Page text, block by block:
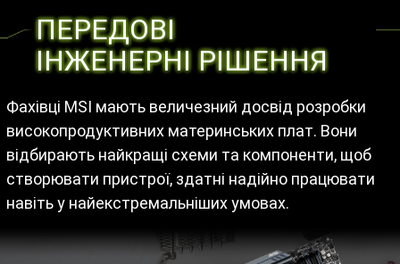
ПЕРЕДОВІ
ІНЖЕНЕРНІ РІШЕННЯ
Фахівці MSI мають величезний досвід розробки
високопродуктивних материнських плат. Вони
відбирають найкращі схеми та компоненти, щоб
створювати пристрої, здатні надійно працювати
навіть у найекстремальніших умовах.